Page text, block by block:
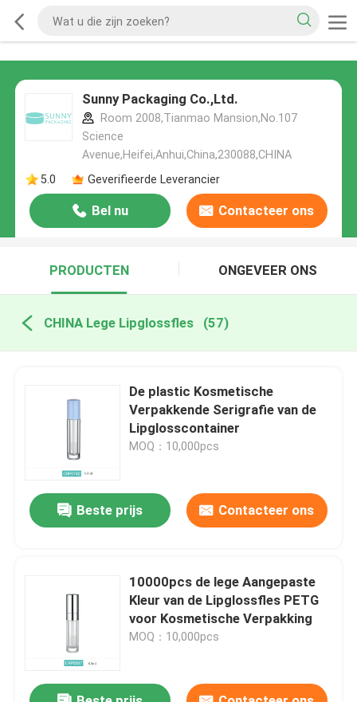
Sunny Packaging Co.,Ltd.
Room 2008,Tianmao Mansion,No.107
Science
Avenue,Heifei,Anhui,China,230088,CHINA
5.0
Geverifieerde Leverancier
Bel nu Contacteer ons
PRODUCTEN ONGEVEER ONS
CHINA Lege Lipglossfles (57)
De plastic Kosmetische
Verpakkende Serigrafie van de
Lipglosscontainer
MOQ：10,000pcs
Beste prijs Contacteer ons
10000pcs de lege Aangepaste
Kleur van de Lipglossfles PETG
voor Kosmetische Verpakking
MOQ：10,000pcs